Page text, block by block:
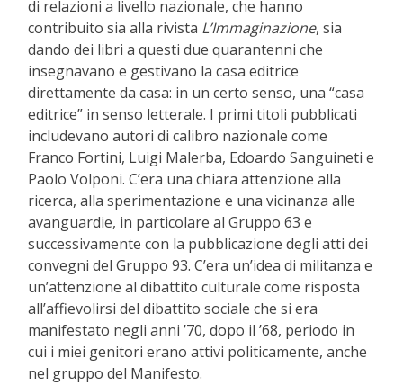
di relazioni a livello nazionale, che hanno
contribuito sia alla rivista L’Immaginazione, sia
dando dei libri a questi due quarantenni che
insegnavano e gestivano la casa editrice
direttamente da casa: in un certo senso, una “casa
editrice” in senso letterale. I primi titoli pubblicati
includevano autori di calibro nazionale come
Franco Fortini, Luigi Malerba, Edoardo Sanguineti e
Paolo Volponi. C’era una chiara attenzione alla
ricerca, alla sperimentazione e una vicinanza alle
avanguardie, in particolare al Gruppo 63 e
successivamente con la pubblicazione degli atti dei
convegni del Gruppo 93. C’era un’idea di militanza e
un’attenzione al dibattito culturale come risposta
all’affievolirsi del dibattito sociale che si era
manifestato negli anni ’70, dopo il ’68, periodo in
cui i miei genitori erano attivi politicamente, anche
nel gruppo del Manifesto.